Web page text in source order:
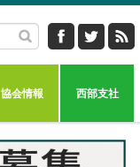
協会情報 西部支社